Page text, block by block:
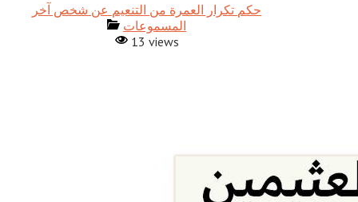
حكم تكرار العمرة من التنعيم عن شخص آخر
المسموعات
13 views